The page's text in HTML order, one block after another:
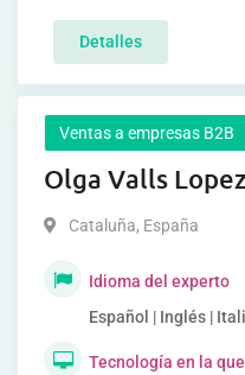
Detalles
Ventas a empresas B2B
Olga Valls Lopez
Cataluña, España
Idioma del experto
Español | Inglés |
Tecnología en la